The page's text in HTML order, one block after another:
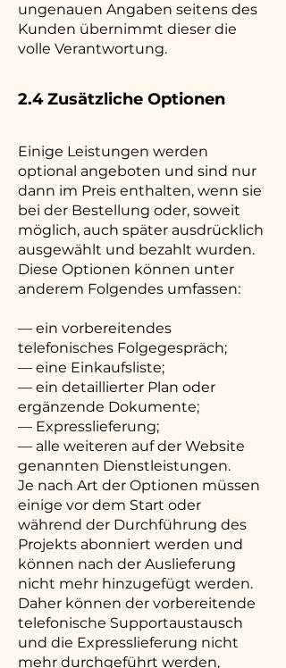
ungenauen Angaben seitens des
Kunden übernimmt dieser die
volle Verantwortung.
2.4 Zusätzliche Optionen
Einige Leistungen werden
optional angeboten und sind nur
dann im Preis enthalten, wenn sie
bei der Bestellung oder, soweit
möglich, auch später ausdrücklich
ausgewählt und bezahlt wurden.
Diese Optionen können unter
anderem Folgendes umfassen:
— ein vorbereitendes
telefonisches Folgegespräch;
— eine Einkaufsliste;
— ein detaillierter Plan oder
ergänzende Dokumente;
— Expresslieferung;
— alle weiteren auf der Website
genannten Dienstleistungen.
Je nach Art der Optionen müssen
einige vor dem Start oder
während der Durchführung des
Projekts abonniert werden und
können nach der Auslieferung
nicht mehr hinzugefügt werden.
Daher können der vorbereitende
telefonische Supportaustausch
und die Expresslieferung nicht
mehr durchgeführt werden,